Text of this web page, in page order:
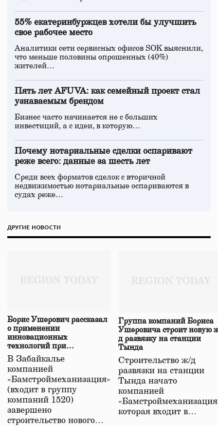
55% екатеринбуржцев хотели бы улучшить
свое рабочее место
Аналитики сети сервисных офисов SOK выяснили,
что меньше половины опрошенных (40%)
жителей…
Пять лет AFUVA: как семейный проект стал
узнаваемым брендом
Бизнес часто начинается не с больших
инвестиций, а с идеи, в которую…
Почему нотариальные сделки оспаривают
реже всего: данные за шесть лет
Среди всех форматов сделок с вторичной
недвижимостью нотариальные оспариваются в
судах реже…
ДРУГИЕ НОВОСТИ
Борис Ушерович рассказал
о применении
инновационных
технологий при
строительстве нового моста
в Забайкалье
В Забайкалье
компанией
«Бамстроймеханизация»
(входит в группу
компаний 1520)
завершено
строительство нового…
Группа компаний Бориса
Ушеровича строит новую
д развязку на станции
Тында
Строительство ж/д
развязки на станции
Тында начато
компанией
которая входит в…